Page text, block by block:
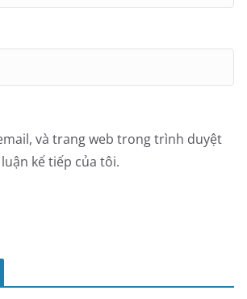
và trang web trong trình duyệt
kế tiếp của tôi.